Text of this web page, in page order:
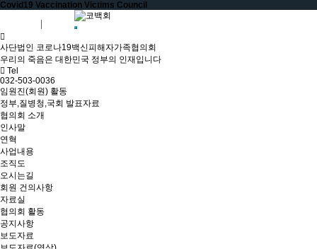
Covid19 Vaccination Victims Council
사단법인 코로나19백신피해자가족협의회
우리의 죽음은 대한민국 정부의 인재입니다
Tel
032-503-0036
임원진(회원) 활동
정부,질병청,국회 발표자료
협의회 소개
인사말
연혁
사업내용
조직도
오시는길
회원 건의사항
자료실
협의회 활동
공지사항
보도자료